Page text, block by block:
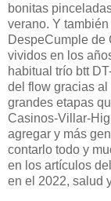
bonitas
verano. Y
DespeCumple de
vividos en los
habitual trío btt
del flow gracias
grandes etapas
Casinos-Villar-
agregar y más
contarlo todo y
en los artículos
en el 2022, salud